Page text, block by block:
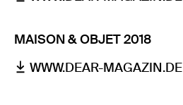
MAISON & OBJET 2018
WWW.DEAR-MAGAZIN.DE